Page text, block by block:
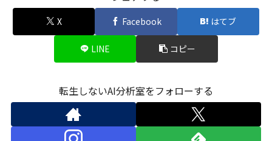
X Facebook はてブ
LINE コピー
転生しないAI分析室をフォローする